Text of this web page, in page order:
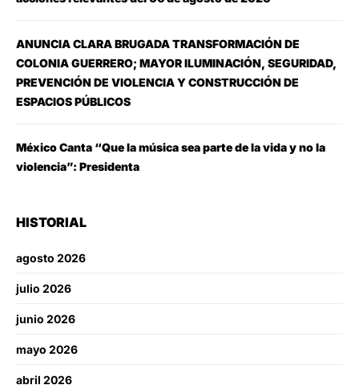
ANUNCIA CLARA BRUGADA TRANSFORMACIÓN DE
COLONIA GUERRERO; MAYOR ILUMINACIÓN, SEGURIDAD,
PREVENCIÓN DE VIOLENCIA Y CONSTRUCCIÓN DE
ESPACIOS PÚBLICOS
México Canta “Que la música sea parte de la vida y no la
violencia”: Presidenta
HISTORIAL
agosto 2026
julio 2026
junio 2026
mayo 2026
abril 2026